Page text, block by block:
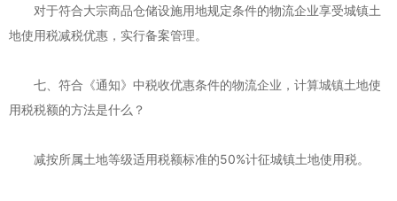
对于符合大宗商品仓储设施用地规定条件的物流企业享受城镇土
地使用税减税优惠，实行备案管理。
七、符合《通知》中税收优惠条件的物流企业，计算城镇土地使
用税税额的方法是什么？
减按所属土地等级适用税额标准的50%计征城镇土地使用税。